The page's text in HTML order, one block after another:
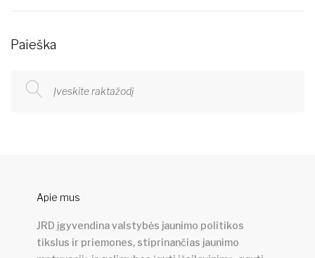
Paieška
Apie mus
JRD įgyvendina valstybės jaunimo politikos
tikslus ir priemones, stiprinančias jaunimo